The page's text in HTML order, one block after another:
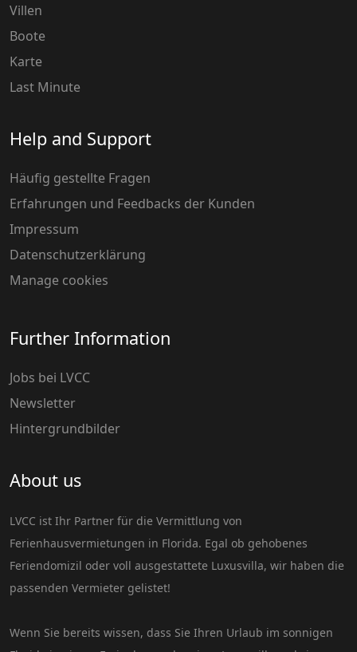
Villen
Boote
Karte
Last Minute
Help and Support
Häufig gestellte Fragen
Erfahrungen und Feedbacks der Kunden
Impressum
Datenschutzerklärung
Manage cookies
Further Information
Jobs bei LVCC
Newsletter
Hintergrundbilder
About us
LVCC ist Ihr Partner für die Vermittlung von
Ferienhausvermietungen in Florida. Egal ob gehobenes
Feriendomizil oder voll ausgestattete Luxusvilla, wir haben die
passenden Vermieter gelistet!
Wenn Sie bereits wissen, dass Sie Ihren Urlaub im sonnigen